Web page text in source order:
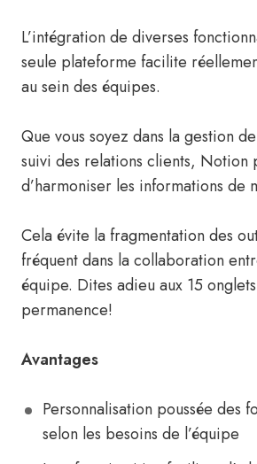
L’intégration de diverses
seule plateforme facilite
au sein des équipes.
Que vous soyez dans la gestion
suivi des relations clients, Notion
d’harmoniser les informations de
Cela évite la fragmentation des
fréquent dans la collaboration
équipe. Dites adieu aux 15
permanence!
Avantages
Personnalisation poussée des
selon les besoins de l’équipe